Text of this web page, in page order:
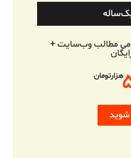
مطالب وب‌سایت +
هزارتومان